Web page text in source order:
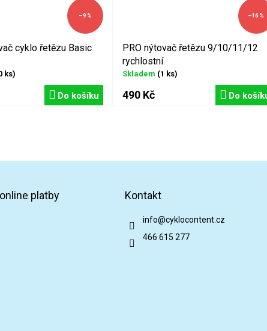
–9 %
cyklo řetězu Basic
ks)
Do košíku
–16 %
PRO nýtovač řetězu 9/10/11/12
rychlostní
Skladem (1 ks)
490 Kč Do
platby Kontakt
info@cyklocontent.cz
466 615 277